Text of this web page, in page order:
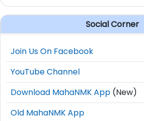
Social Corner
Join Us On Facebook
YouTube Channel
Download MahaNMK App (New)
Old MahaNMK App